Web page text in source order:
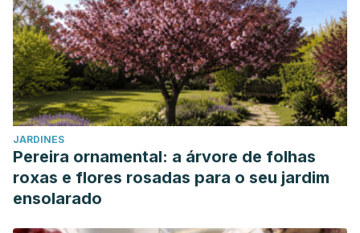
JARDINES
Pereira ornamental: a árvore de folhas
roxas e flores rosadas para o seu jardim
ensolarado